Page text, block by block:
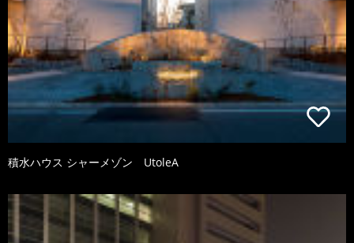
積水ハウス シャーメゾン UtoleA